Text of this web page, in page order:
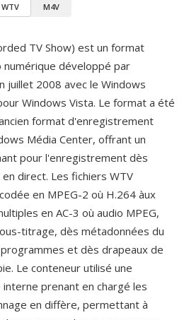
WTV M4V
TV Show) est un format
développé par
juillet 2008 avec le Windows
Windows Vista. Le format a été
format d'enregistrement
Média Center, offrant un
pour l'enregistrement dès
direct. Les fichiers WTV
en MPEG-2 où H.264 àux
en AC-3 où audio MPEG,
titrage, dès métadonnées du
et dès drapeaux de
Le conteneur utilisé une
prenant en chargé les
en diffère, permettant à